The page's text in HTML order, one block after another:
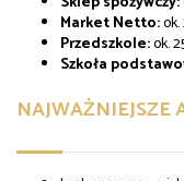
Market Netto:
Przedszkole:ok.
Szkoła
NAJWAŻNIEJSZE